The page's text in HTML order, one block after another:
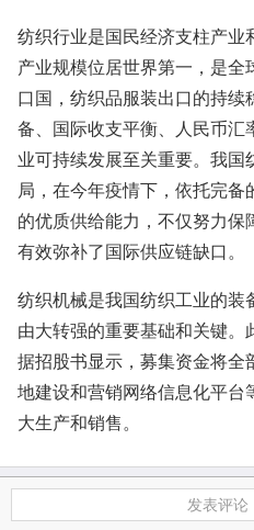
纺织行业是国民经济支柱产业
产业规模位居世界第一，是全
口国，纺织品服装出口的持续
备、国际收支平衡、人民币汇
业可持续发展至关重要。我
局，在今年疫情下，依托完
的优质供给能力，不仅努力保
有效弥补了国际供应链缺口。
纺织机械是我国纺织工业的装
由大转强的重要基础和关键
据招股书显示，募集资金将全
地建设和营销网络信息化平
大生产和销售。
发表评论